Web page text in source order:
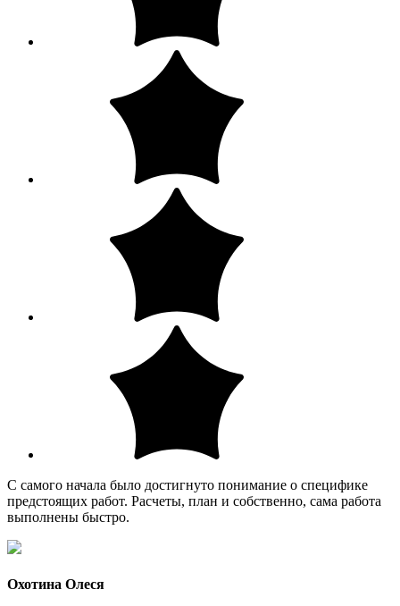
С самого начала было достигнуто понимание о специфике
предстоящих работ. Расчеты, план и собственно, сама работа
выполнены быстро.
Охотина Олеся